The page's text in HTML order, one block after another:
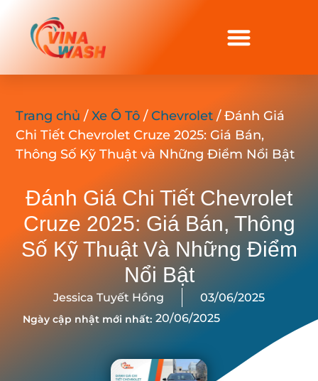
Trang chủ /Xe Ô Tô /Chevrolet / Đánh Giá
Chi Tiết Chevrolet Cruze 2025: Giá Bán,
Thông Số Kỹ Thuật và Những Điểm Nổi Bật
Đánh Giá Chi Tiết Chevrolet
Cruze 2025: Giá Bán, Thông
Số Kỹ Thuật Và Những Điểm
Nổi Bật
Jessica Tuyết Hồng 03/06/2025
Ngày cập nhật mới nhất: 20/06/2025